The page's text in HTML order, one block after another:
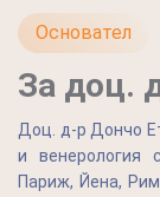
Основател
За доц.
Доц. д-р Дончо
и венерология
Париж, Йена,